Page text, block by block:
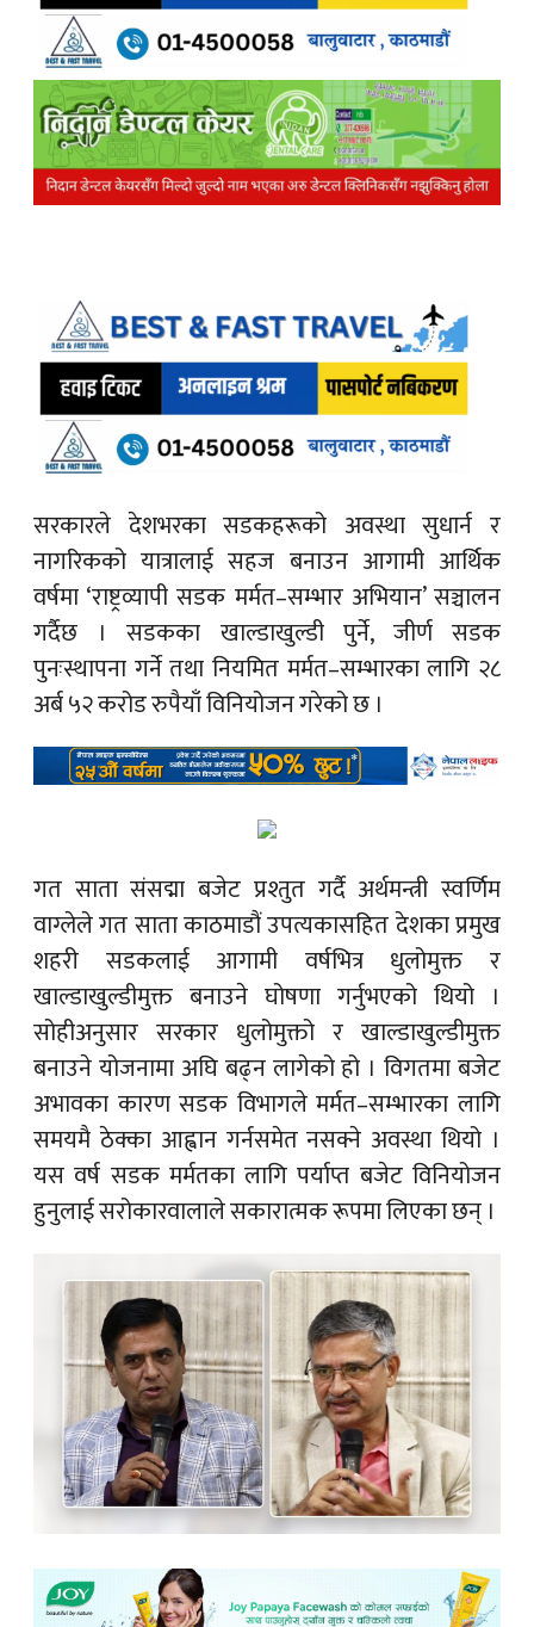
सरकारले देशभरका सडकहरूको अवस्था सुधार्न र
नागरिकको यात्रालाई सहज बनाउन आगामी आर्थिक
वर्षमा ‘राष्ट्रव्यापी सडक मर्मत–सम्भार अभियान’ सञ्चालन
गर्दैछ । सडकका खाल्डाखुल्डी पुर्ने, जीर्ण सडक
पुनःस्थापना गर्ने तथा नियमित मर्मत–सम्भारका लागि २८
अर्ब ५२ करोड रुपैयाँ विनियोजन गरेको छ ।
गत साता संसद्मा बजेट प्रश्तुत गर्दै अर्थमन्त्री स्वर्णिम
वाग्लेले गत साता काठमाडौं उपत्यकासहित देशका प्रमुख
शहरी सडकलाई आगामी वर्षभित्र धुलोमुक्त र
खाल्डाखुल्डीमुक्त बनाउने घोषणा गर्नुभएको थियो ।
सोहीअनुसार सरकार धुलोमुक्तो र खाल्डाखुल्डीमुक्त
बनाउने योजनामा अघि बढ्न लागेको हो । विगतमा बजेट
अभावका कारण सडक विभागले मर्मत–सम्भारका लागि
समयमै ठेक्का आह्वान गर्नसमेत नसक्ने अवस्था थियो ।
यस वर्ष सडक मर्मतका लागि पर्याप्त बजेट विनियोजन
हुनुलाई सरोकारवालाले सकारात्मक रूपमा लिएका छन् ।